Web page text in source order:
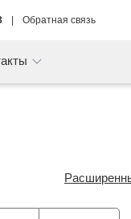
Обратная связь